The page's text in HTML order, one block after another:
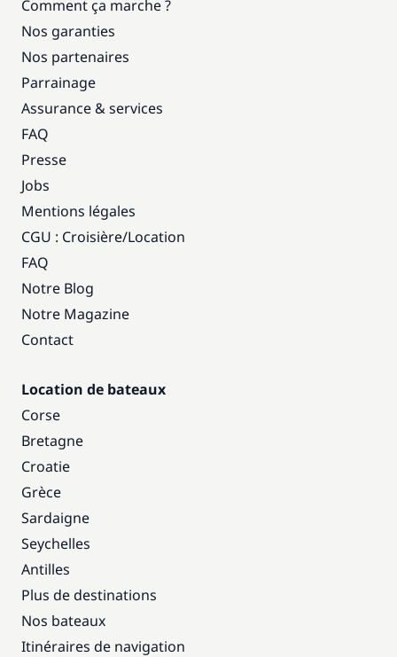
Comment ça marche ?
Nos garanties
Nos partenaires
Parrainage
Assurance & services
FAQ
Presse
Jobs
Mentions légales
CGU : Croisière/Location
FAQ
Notre Blog
Notre Magazine
Contact
Location de bateaux
Corse
Bretagne
Croatie
Grèce
Sardaigne
Seychelles
Antilles
Plus de destinations
Nos bateaux
Itinéraires de navigation